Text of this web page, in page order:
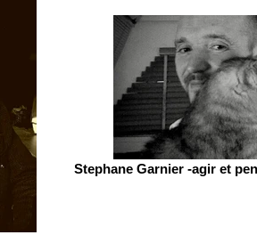
Stephane Garnier -agir et